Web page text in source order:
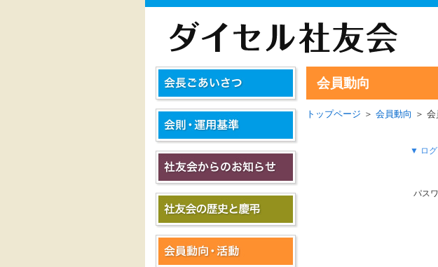
会員動向
トップページ ＞ 会員動向 ＞
▼ ログ
パス